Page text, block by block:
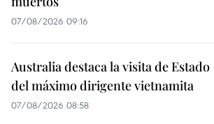
07/08/2026 09:16
Australia destaca la visita de Estado
del máximo dirigente vietnamita
07/08/2026 08:58